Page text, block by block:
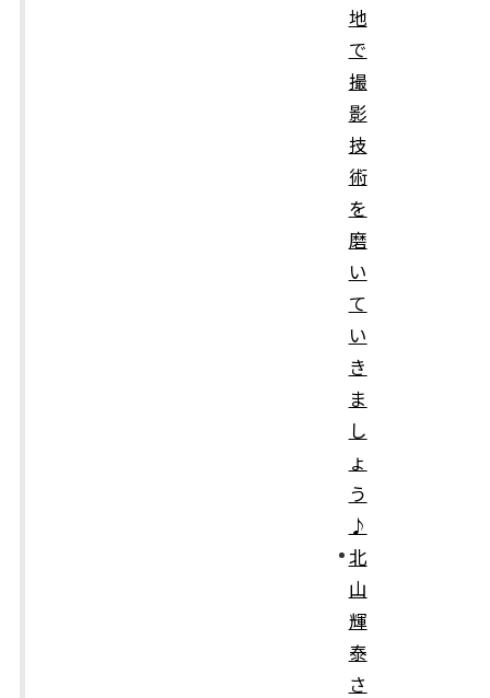
地
で
撮
影
技
術
を
磨
い
て
い
き
ま
し
ょ
う
♪
北
山
輝
泰
さ